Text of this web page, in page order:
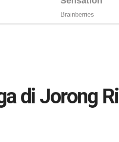
di Jorong